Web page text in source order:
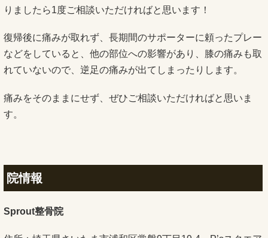
りましたら1度ご相談いただければと思います！
復帰後に痛みが取れず、長期間のサポーターに頼ったプレー
などをしていると、他の部位への影響があり、膝の痛みも取
れていないので、逆足の痛みが出てしまったりします。
痛みをそのままにせず、ぜひご相談いただければと思いま
す。
院情報
Sprout整骨院